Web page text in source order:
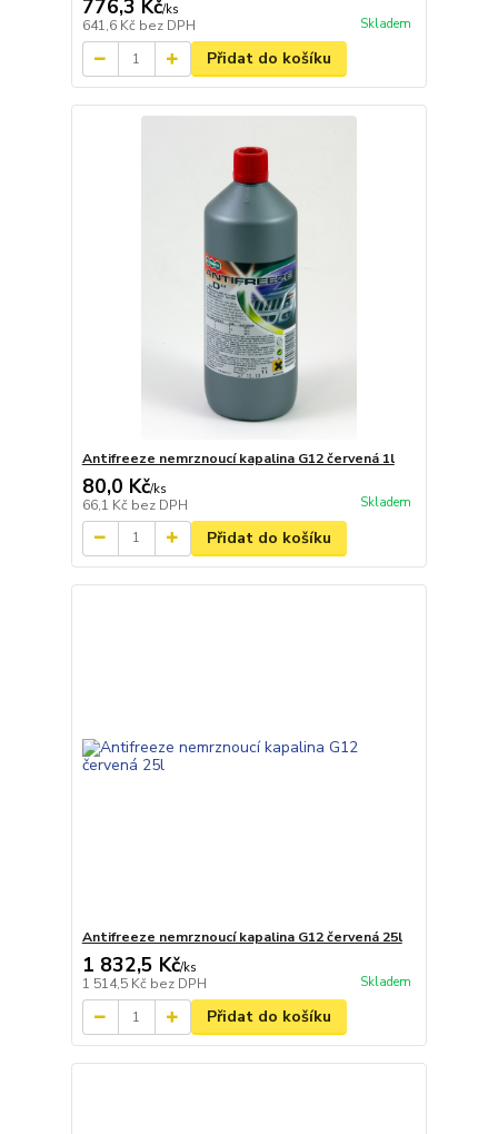
776,3 Kč/ks
641,6 Kč bez DPH Skladem
Přidat do košíku
Antifreeze nemrznoucí kapalina G12 červená 1l
80,0 Kč/ks
66,1 Kč bez DPH Skladem
Přidat do košíku
Antifreeze nemrznoucí kapalina G12 červená 25l
1 832,5 Kč/ks
1 514,5 Kč bez DPH Skladem
Přidat do košíku